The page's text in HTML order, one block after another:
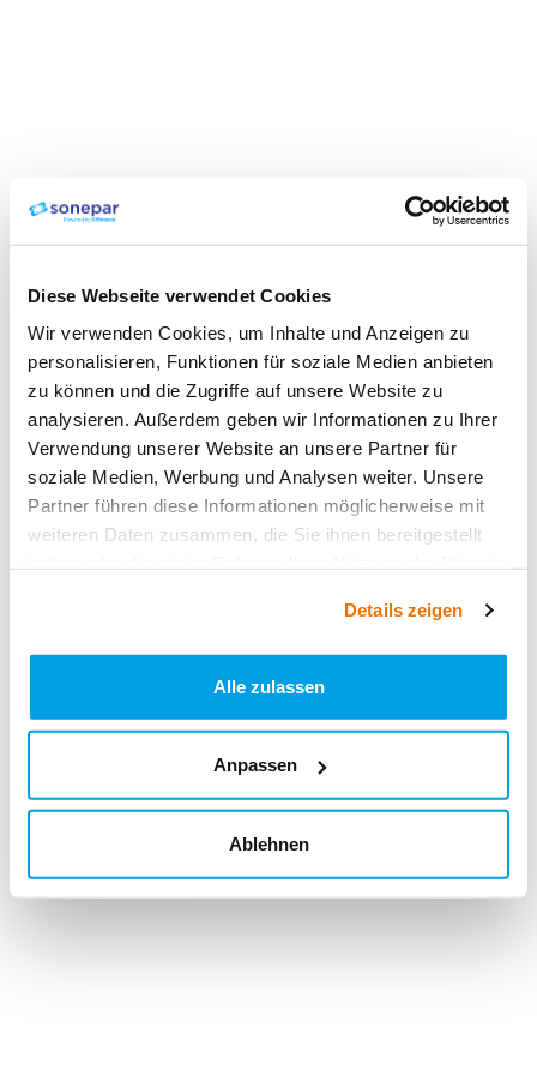
Diese Webseite verwendet Cookies
Wir verwenden Cookies, um Inhalte und Anzeigen zu
personalisieren, Funktionen für soziale Medien anbieten
zu können und die Zugriffe auf unsere Website zu
analysieren. Außerdem geben wir Informationen zu Ihrer
Verwendung unserer Website an unsere Partner für
soziale Medien, Werbung und Analysen weiter. Unsere
Partner führen diese Informationen möglicherweise mit
weiteren Daten zusammen, die Sie ihnen bereitgestellt
Details zeigen
Alle zulassen
Anpassen
Ablehnen